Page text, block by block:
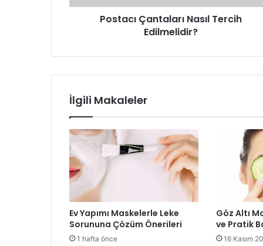
Postacı Çantaları Nasıl Tercih
Edilmelidir?
İlgili Makaleler
Ev Yapımı Maskelerle Leke
Sorununa Çözüm Önerileri
1 hafta önce
Göz Altı
ve Pratik
16 Kasım